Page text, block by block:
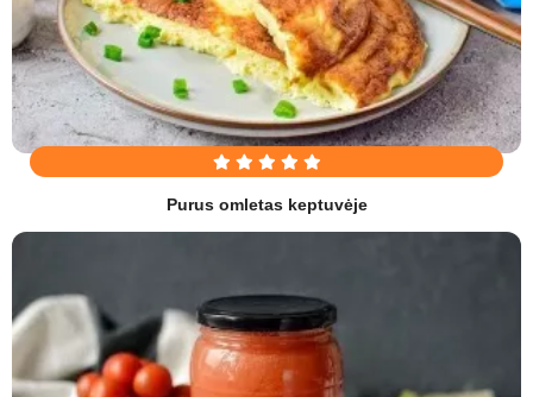
Purus omletas keptuvėje